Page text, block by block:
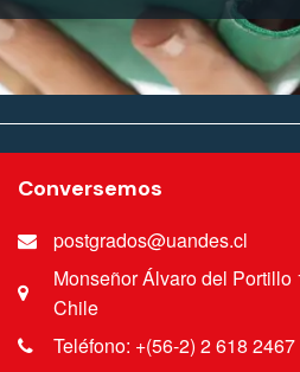
Conversemos
postgrados@uandes.cl
Monseñor Álvaro del Portillo
Chile
Teléfono: +(56-2) 2 618 2467